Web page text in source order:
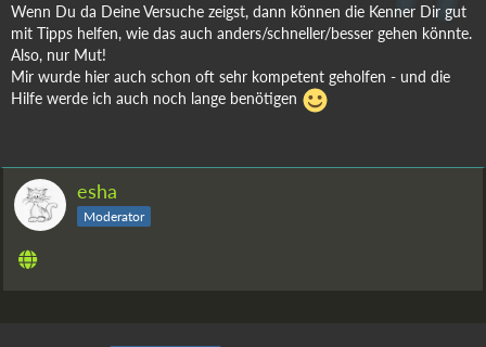
Wenn Du da Deine Versuche zeigst, dann können die Kenner Dir gut
mit Tipps helfen, wie das auch anders/schneller/besser gehen könnte.
Also, nur Mut!
Mir wurde hier auch schon oft sehr kompetent geholfen - und die
Hilfe werde ich auch noch lange benötigen
esha
Moderator